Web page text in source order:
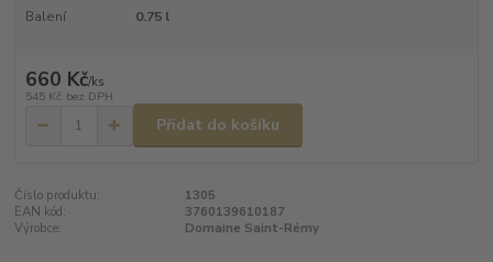
Balení
0.75 l
660 Kč/ks
545 Kč bez DPH
Přidat do košíku
Číslo produktu:
1305
EAN kód:
3760139610187
Výrobce:
Domaine Saint-Rémy